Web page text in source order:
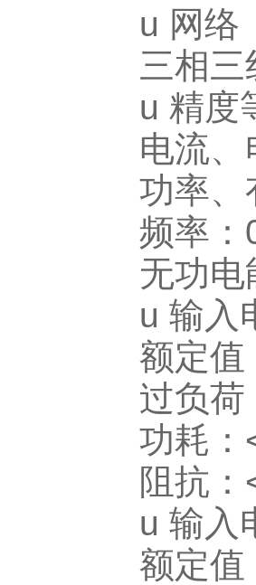
u 网络
三相
u 精度
电流
功率、
频率：
无功电
u 输入
额定值
过负荷
功耗：
阻抗
u 输入
额定值